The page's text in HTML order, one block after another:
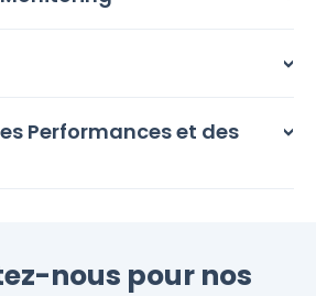
Performances et des
nous pour nos